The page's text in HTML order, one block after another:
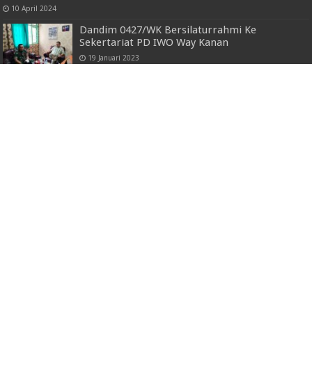
10 April 2024
Dandim 0427/WK Bersilaturrahmi Ke
Sekertariat PD IWO Way Kanan
19 Januari 2023